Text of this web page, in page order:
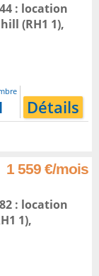
: location
(RH1 1),
Détails
1 559 €/mois
: location
1),